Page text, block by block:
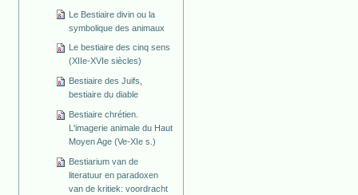
Le Bestiaire divin ou la
symbolique des animaux
Le bestiaire des cinq sens
(XIIe-XVIe siècles)
Bestiaire des Juifs,
bestiaire du diable
Bestiaire chrétien.
L'imagerie animale du Haut
Moyen Age (Ve-XIe s.)
Bestiarium van de
literatuur en paradoxen
van de kritiek: voordracht